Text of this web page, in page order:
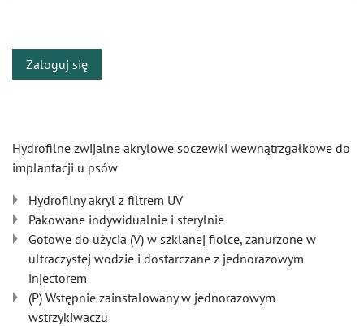
Zaloguj się
Hydrofilne zwijalne akrylowe soczewki wewnątrzgałkowe do
implantacji u psów
Hydrofilny akryl z filtrem UV
Pakowane indywidualnie i sterylnie
Gotowe do użycia (V) w szklanej fiolce, zanurzone w
ultraczystej wodzie i dostarczane z jednorazowym
injectorem
(P) Wstępnie zainstalowany w jednorazowym
wstrzykiwaczu